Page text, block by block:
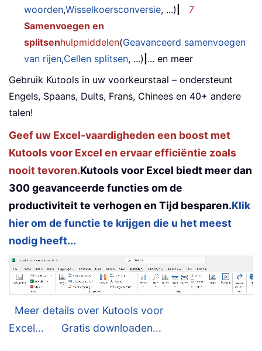
woorden,Wisselkoersconversie, ...)
7
Samenvoegen en
splitsenhulpmiddelen(Geavanceerd samenvoegen
van rijen,Cellen splitsen, ...) ... en meer
Gebruik Kutools in uw voorkeurstaal – ondersteunt
Engels, Spaans, Duits, Frans, Chinees en 40+ andere
talen!
Geef uw Excel-vaardigheden een boost met
Kutools voor Excel en ervaar efficiëntie zoals
nooit tevoren.Kutools voor Excel biedt meer dan
300 geavanceerde functies om de
productiviteit te verhogen en Tijd besparen.Klik
hier om de functie te krijgen die u het meest
nodig heeft...
Meer details over Kutools voor
Excel...
Gratis downloaden...